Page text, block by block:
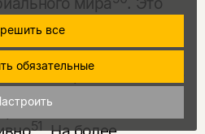
в
базовом смысле
«фактура»
материалы, а также
освещения и
позволяла выявить
51
все
обязательные